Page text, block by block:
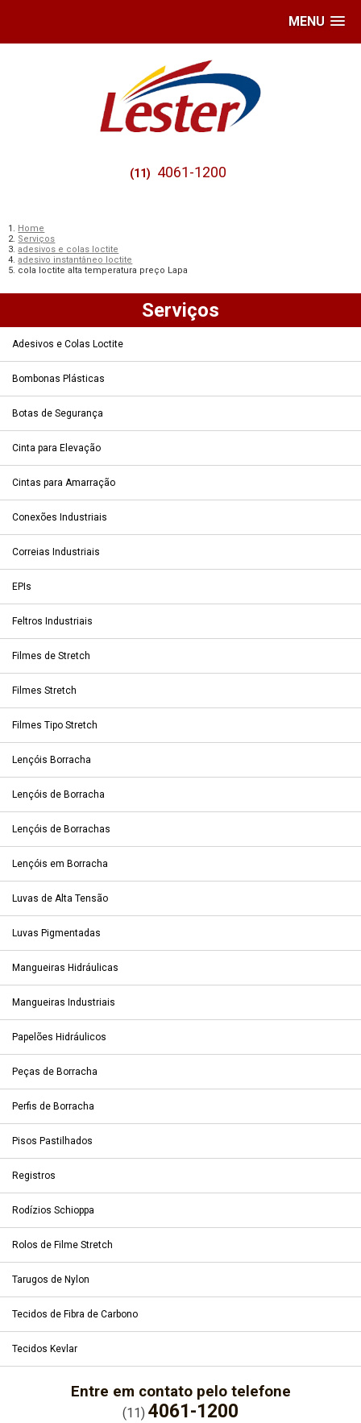
MENU
(11) 4061-1200
Home
Serviços
adesivos e colas loctite
adesivo instantâneo loctite
cola loctite alta temperatura preço Lapa
Serviços
Adesivos e Colas Loctite
Bombonas Plásticas
Botas de Segurança
Cinta para Elevação
Cintas para Amarração
Conexões Industriais
Correias Industriais
EPIs
Feltros Industriais
Filmes de Stretch
Filmes Stretch
Filmes Tipo Stretch
Lençóis Borracha
Lençóis de Borracha
Lençóis de Borrachas
Lençóis em Borracha
Luvas de Alta Tensão
Luvas Pigmentadas
Mangueiras Hidráulicas
Mangueiras Industriais
Papelões Hidráulicos
Peças de Borracha
Perfis de Borracha
Pisos Pastilhados
Registros
Rodízios Schioppa
Rolos de Filme Stretch
Tarugos de Nylon
Tecidos de Fibra de Carbono
Tecidos Kevlar
Entre em contato pelo telefone
(11) 4061-1200